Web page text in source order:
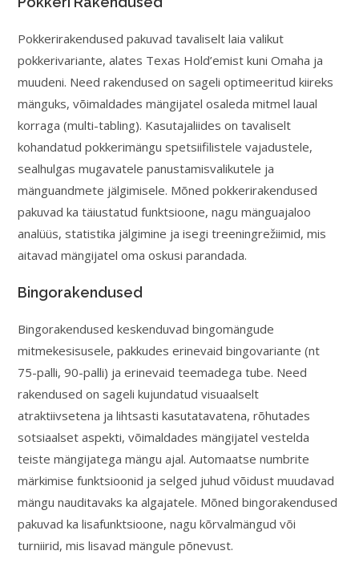
Pokkerirakendused pakuvad tavaliselt laia valikut
pokkerivariante, alates Texas Hold’emist kuni Omaha ja
muudeni. Need rakendused on sageli optimeeritud kiireks
mänguks, võimaldades mängijatel osaleda mitmel laual
korraga (multi-tabling). Kasutajaliides on tavaliselt
kohandatud pokkerimängu spetsiifilistele vajadustele,
sealhulgas mugavatele panustamisvalikutele ja
mänguandmete jälgimisele. Mõned pokkerirakendused
pakuvad ka täiustatud funktsioone, nagu mänguajaloo
analüüs, statistika jälgimine ja isegi treeningrežiimid, mis
aitavad mängijatel oma oskusi parandada.
Bingorakendused
Bingorakendused keskenduvad bingomängude
mitmekesisusele, pakkudes erinevaid bingovariante (nt
75-palli, 90-palli) ja erinevaid teemadega tube. Need
rakendused on sageli kujundatud visuaalselt
atraktiivsetena ja lihtsasti kasutatavatena, rõhutades
sotsiaalset aspekti, võimaldades mängijatel vestelda
teiste mängijatega mängu ajal. Automaatse numbrite
märkimise funktsioonid ja selged juhud võidust muudavad
mängu nauditavaks ka algajatele. Mõned bingorakendused
pakuvad ka lisafunktsioone, nagu kõrvalmängud või
turniirid, mis lisavad mängule põnevust.